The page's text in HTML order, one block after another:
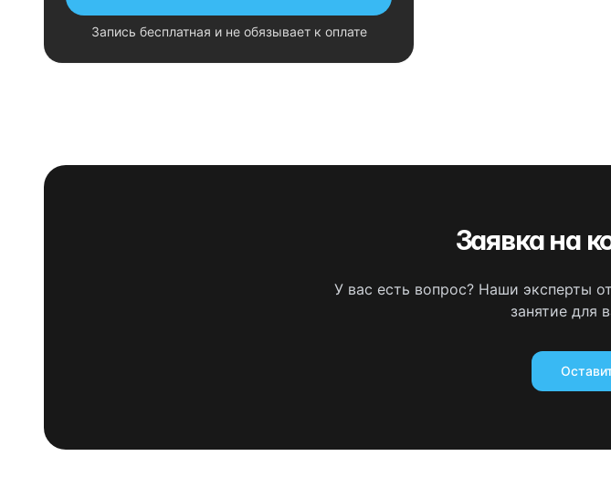
Запись бесплатная и не обязывает к оплате
Заявка на
У вас есть вопрос? Наши эксперты
занятие для